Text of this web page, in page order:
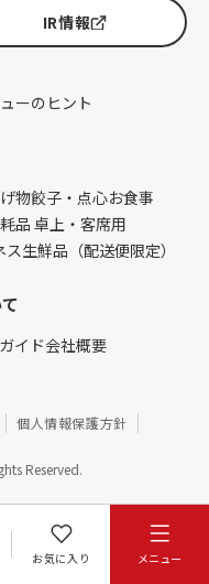
お気に入り メニュー
IR情報
ーのヒント
物餃子・点心お食事
品 卓上・客席用
ス生鮮品（配送便限定）
イド会社概要
Reserved.
個人情報保護方針